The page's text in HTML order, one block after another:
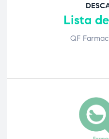
Lista
QF